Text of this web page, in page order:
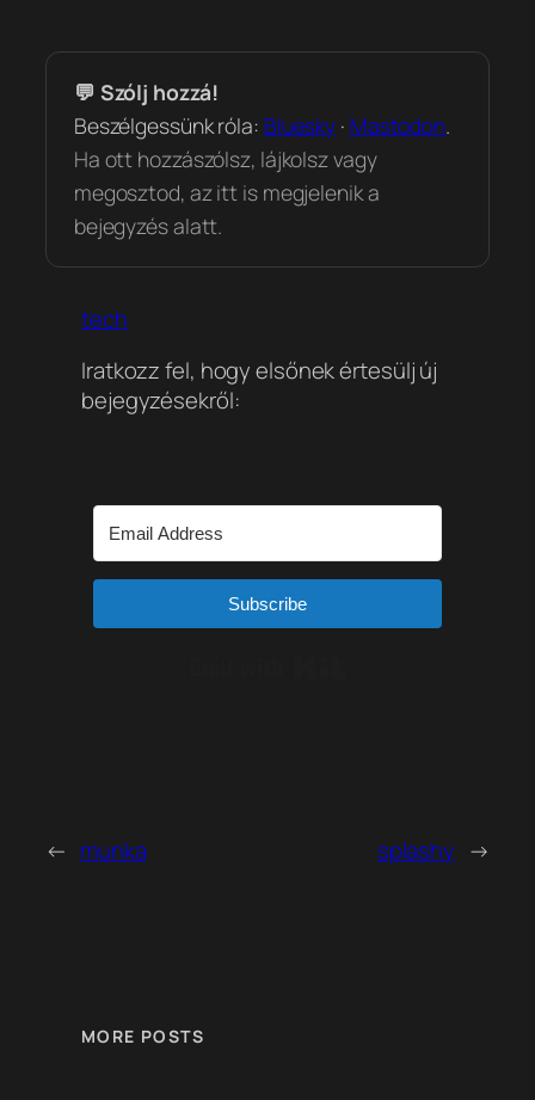
💬 Szólj hozzá!
Beszélgessünk róla: Bluesky · Mastodon.
Ha ott hozzászólsz, lájkolsz vagy
megosztod, az itt is megjelenik a
bejegyzés alatt.
tech
Iratkozz fel, hogy elsőnek értesülj új
bejegyzésekről:
Subscribe
← munka splashy →
MORE POSTS